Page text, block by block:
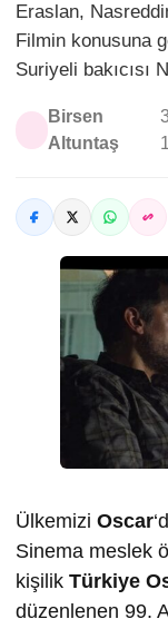
Eraslan,
Filmin konusuna
Suriyeli bakıcısı
Birsen
Altuntaş
Ülkemizi Oscar
Sinema meslek
kişilik Türkiye
düzenlenen 99.